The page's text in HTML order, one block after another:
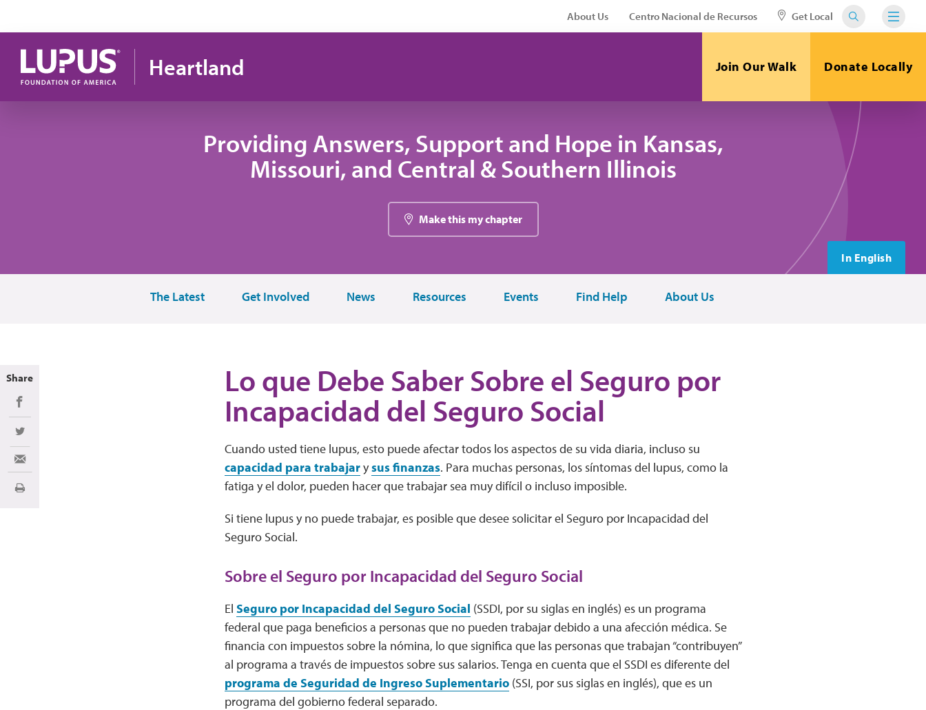
About Us Centro Nacional de Recursos Get Local
Heartland Join Our Walk Donate Locally
Providing Answers, Support and Hope in Kansas,
Missouri, and Central & Southern Illinois
Make this my chapter
In English
The Latest Get Involved News Resources Events Find Help About Us
Lo que Debe Saber Sobre el Seguro por
Incapacidad del Seguro Social
Cuando usted tiene lupus, esto puede afectar todos los aspectos de su vida diaria, incluso su
capacidad para trabajarysus finanzas. Para muchas personas, los síntomas del lupus, como la
fatiga y el dolor, pueden hacer que trabajar sea muy difícil o incluso imposible.
Si tiene lupus y no puede trabajar, es posible que desee solicitar el Seguro por Incapacidad del
Seguro Social.
Sobre el Seguro por Incapacidad del Seguro Social
El Seguro por Incapacidad del Seguro Social (SSDI, por su siglas en inglés) es un programa
federal que paga beneficios a personas que no pueden trabajar debido a una afección médica. Se
financia con impuestos sobre la nómina, lo que significa que las personas que trabajan “contribuyen”
al programa a través de impuestos sobre sus salarios. Tenga en cuenta que el SSDI es diferente del
programa de Seguridad de Ingreso Suplementario(SSI, por sus siglas en inglés), que es un
programa del gobierno federal separado.
Share
Share on Facebook
Share on Twitter
Share via Email
Imprimir